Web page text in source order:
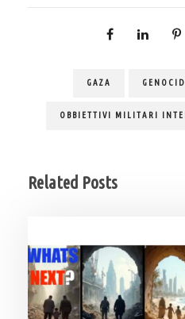
GAZA
OBBIETTIVI MILITARI
Related Posts